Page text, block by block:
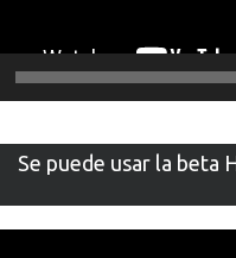
Se puede usar la beta